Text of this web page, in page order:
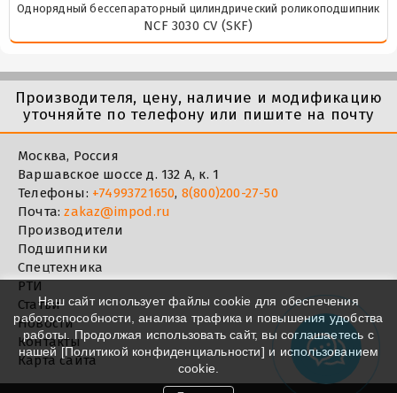
Однорядный бессепараторный цилиндрический роликоподшипник
NCF 3030 CV (SKF)
Производителя, цену, наличие и модификацию
уточняйте по телефону или пишите на почту
Москва, Россия
Варшавское шоссе д. 132 А, к. 1
Телефоны: +74993721650, 8(800)200-27-50
Почта:zakaz@impod.ru
Производители
Подшипники
Спецтехника
РТИ
Статьи
Новости
Контакты
Карта сайта
Наш сайт использует файлы cookie для обеспечения
работоспособности, анализа трафика и повышения удобства
работы. Продолжая использовать сайт, вы соглашаетесь с
нашей [Политикой конфиденциальности] и использованием
cookie.